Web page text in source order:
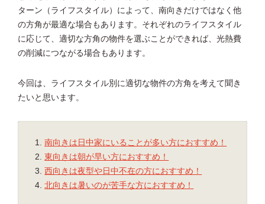
ターン（ライフスタイル）によって、南向きだけではなく他
の方角が最適な場合もあります。それぞれのライフスタイル
に応じて、適切な方角の物件を選ぶことができれば、光熱費
の削減につながる場合もあります。
今回は、ライフスタイル別に適切な物件の方角を考えて聞き
たいと思います。
南向きは日中家にいることが多い方におすすめ！
東向きは朝が早い方におすすめ！
西向きは夜型や日中不在の方におすすめ！
北向きは暑いのが苦手な方におすすめ！